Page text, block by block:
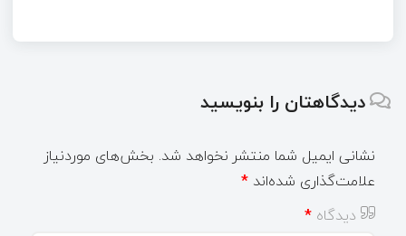
دیدگاهتان را بنویسید
نشانی ایمیل شما منتشر نخواهد شد. بخش‌های موردنیاز
علامت‌گذاری شده‌اند *
دیدگاه *